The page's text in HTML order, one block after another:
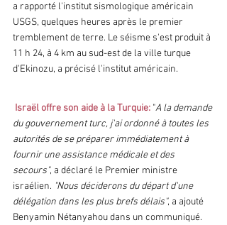
a rapporté l'institut sismologique américain
USGS, quelques heures après le premier
tremblement de terre. Le séisme s'est produit à
11 h 24, à 4 km au sud-est de la ville turque
d'Ekinozu, a précisé l'institut américain.
Israël offre son aide à la Turquie: "A la demande
du gouvernement turc, j'ai ordonné à toutes les
autorités de se préparer immédiatement à
fournir une assistance médicale et des
secours", a déclaré le Premier ministre
israélien. "Nous déciderons du départ d'une
délégation dans les plus brefs délais", a ajouté
Benyamin Nétanyahou dans un communiqué.